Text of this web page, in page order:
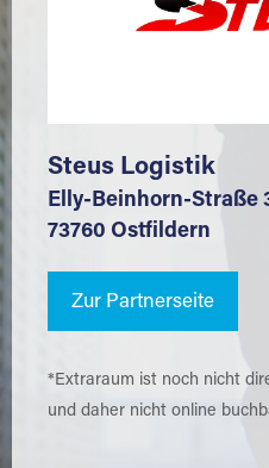
Steus Logistik
Elly-Beinhorn-Straße
73760 Ostfildern
Zur Partnerseite
*Extraraum ist noch nicht
und daher nicht online